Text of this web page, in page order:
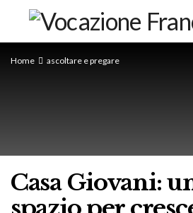
Home ascoltare e pregare
Casa Giovani: